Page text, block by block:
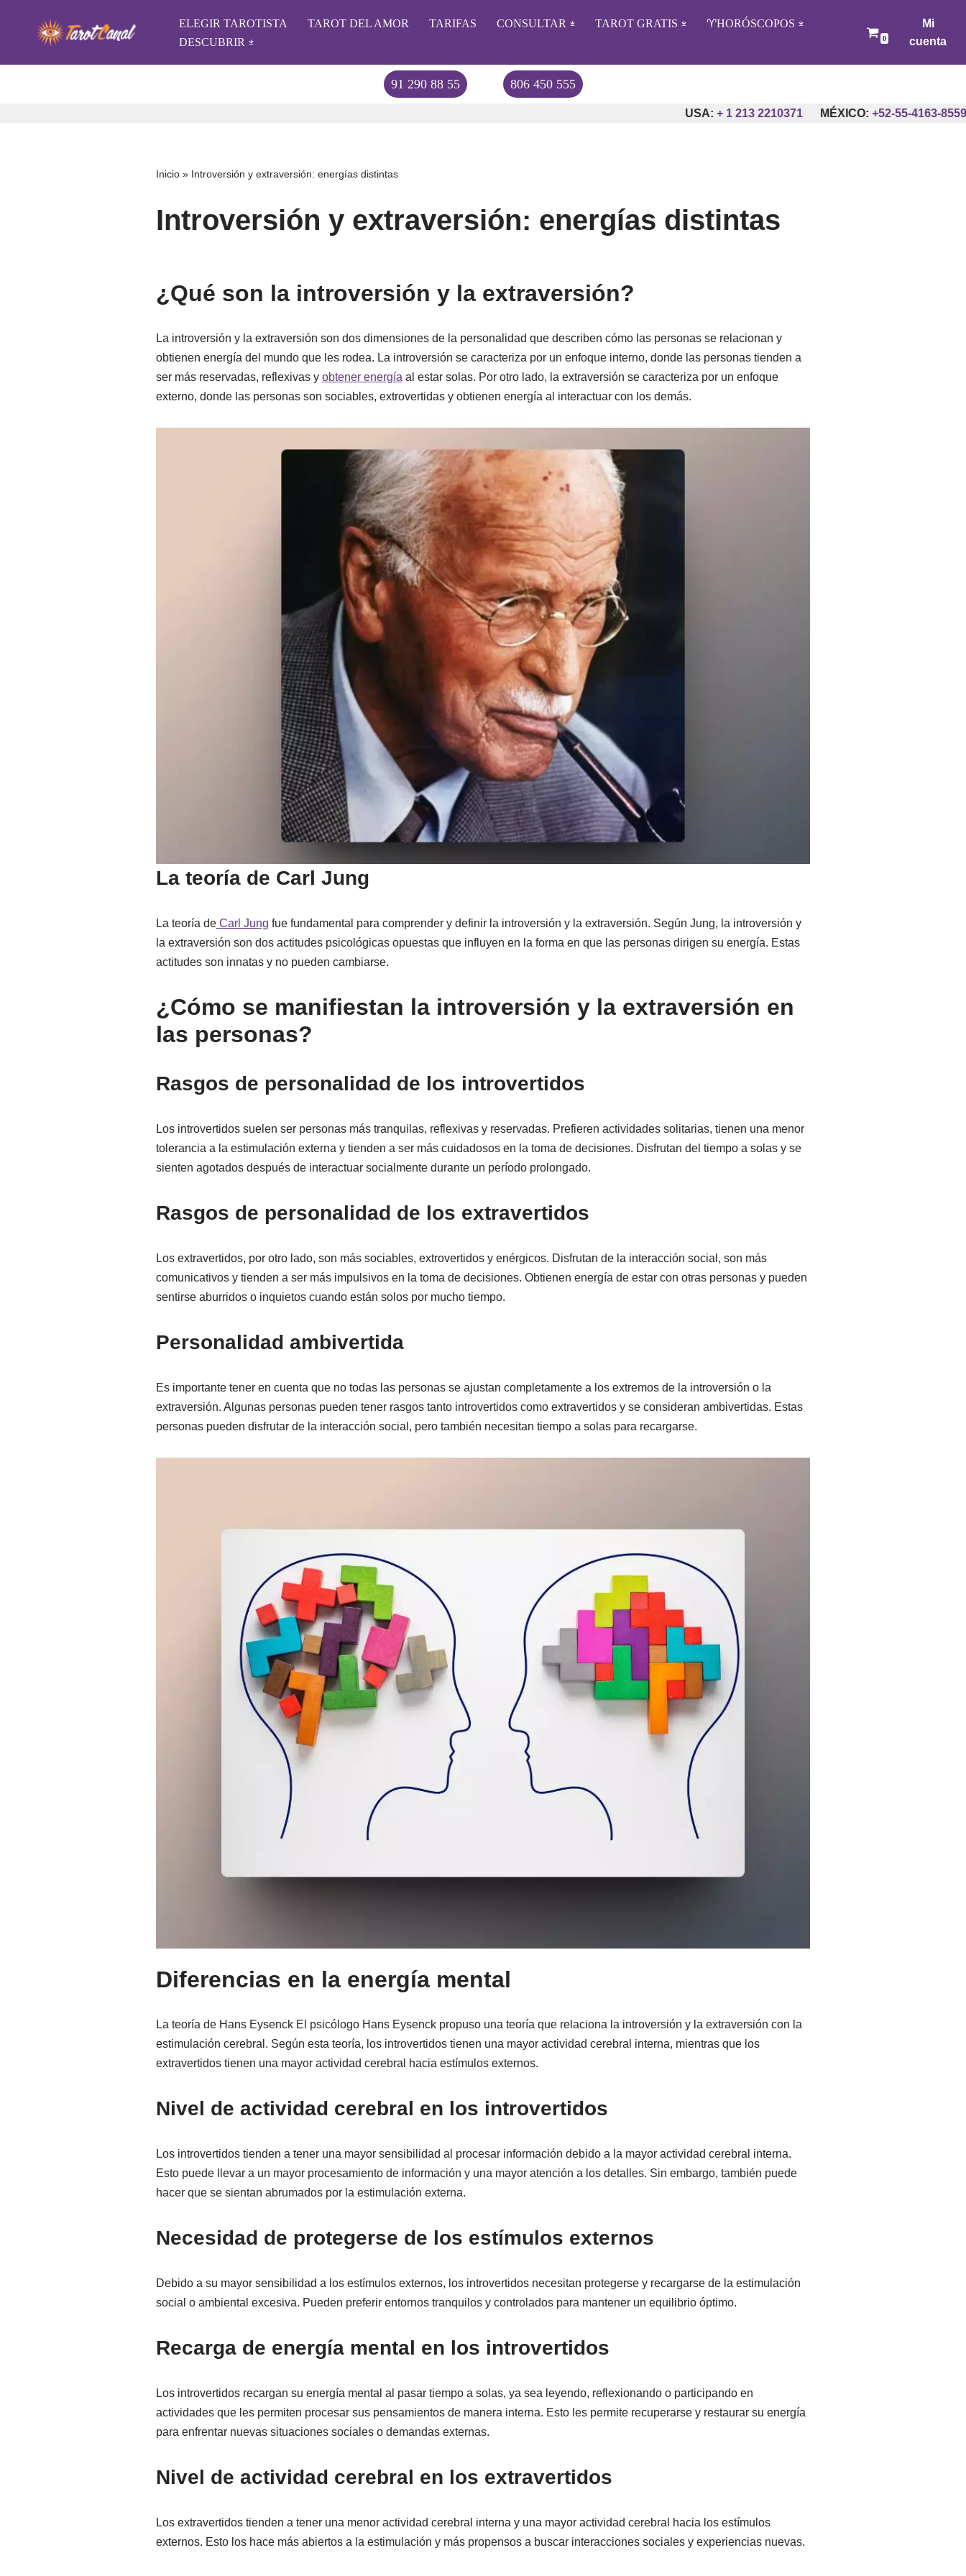
Saltar
ELEGIR TAROTISTA TAROT DEL AMOR TARIFAS CONSULTAR TAROT GRATIS
♈️HORÓSCOPOS
DESCUBRIR
0
Mi
cuenta
91 290 88 55 806 450 555
+ 1 213 2210371 MÉXICO: +52-55-4163-8559
Inicio» Introversión y extraversión: energías distintas
Introversión y extraversión: energías distintas
¿Qué son la introversión y la extraversión?
La introversión y la extraversión son dos dimensiones de la personalidad que describen cómo las personas se relacionan y
obtienen energía del mundo que les rodea. La introversión se caracteriza por un enfoque interno, donde las personas tienden a
ser más reservadas, reflexivas y obtener energía al estar solas. Por otro lado, la extraversión se caracteriza por un enfoque
externo, donde las personas son sociables, extrovertidas y obtienen energía al interactuar con los demás.
La teoría de Carl Jung
La teoría deCarl Jung fue fundamental para comprender y definir la introversión y la extraversión. Según Jung, la introversión y
la extraversión son dos actitudes psicológicas opuestas que influyen en la forma en que las personas dirigen su energía. Estas
actitudes son innatas y no pueden cambiarse.
¿Cómo se manifiestan la introversión y la extraversión en
las personas?
Rasgos de personalidad de los introvertidos
Los introvertidos suelen ser personas más tranquilas, reflexivas y reservadas. Prefieren actividades solitarias, tienen una menor
tolerancia a la estimulación externa y tienden a ser más cuidadosos en la toma de decisiones. Disfrutan del tiempo a solas y se
sienten agotados después de interactuar socialmente durante un período prolongado.
Rasgos de personalidad de los extravertidos
Los extravertidos, por otro lado, son más sociables, extrovertidos y enérgicos. Disfrutan de la interacción social, son más
comunicativos y tienden a ser más impulsivos en la toma de decisiones. Obtienen energía de estar con otras personas y pueden
sentirse aburridos o inquietos cuando están solos por mucho tiempo.
Personalidad ambivertida
Es importante tener en cuenta que no todas las personas se ajustan completamente a los extremos de la introversión o la
extraversión. Algunas personas pueden tener rasgos tanto introvertidos como extravertidos y se consideran ambivertidas. Estas
personas pueden disfrutar de la interacción social, pero también necesitan tiempo a solas para recargarse.
Diferencias en la energía mental
La teoría de Hans Eysenck El psicólogo Hans Eysenck propuso una teoría que relaciona la introversión y la extraversión con la
estimulación cerebral. Según esta teoría, los introvertidos tienen una mayor actividad cerebral interna, mientras que los
extravertidos tienen una mayor actividad cerebral hacia estímulos externos.
Nivel de actividad cerebral en los introvertidos
Los introvertidos tienden a tener una mayor sensibilidad al procesar información debido a la mayor actividad cerebral interna.
Esto puede llevar a un mayor procesamiento de información y una mayor atención a los detalles. Sin embargo, también puede
hacer que se sientan abrumados por la estimulación externa.
Necesidad de protegerse de los estímulos externos
Debido a su mayor sensibilidad a los estímulos externos, los introvertidos necesitan protegerse y recargarse de la estimulación
social o ambiental excesiva. Pueden preferir entornos tranquilos y controlados para mantener un equilibrio óptimo.
Recarga de energía mental en los introvertidos
Los introvertidos recargan su energía mental al pasar tiempo a solas, ya sea leyendo, reflexionando o participando en
actividades que les permiten procesar sus pensamientos de manera interna. Esto les permite recuperarse y restaurar su energía
para enfrentar nuevas situaciones sociales o demandas externas.
Nivel de actividad cerebral en los extravertidos
Los extravertidos tienden a tener una menor actividad cerebral interna y una mayor actividad cerebral hacia los estímulos
externos. Esto los hace más abiertos a la estimulación y más propensos a buscar interacciones sociales y experiencias nuevas.